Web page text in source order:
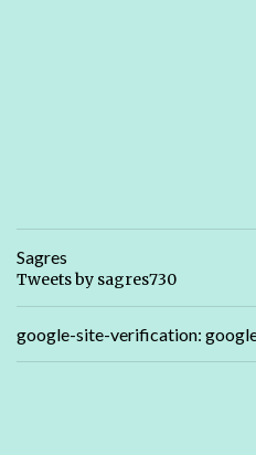
Sagres
Tweets by sagres730
google-site-verification: